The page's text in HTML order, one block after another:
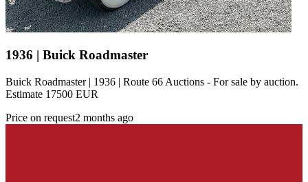
1936 | Buick Roadmaster
Buick Roadmaster | 1936 | Route 66 Auctions - For sale by auction.
Estimate 17500 EUR
Price on request2 months ago